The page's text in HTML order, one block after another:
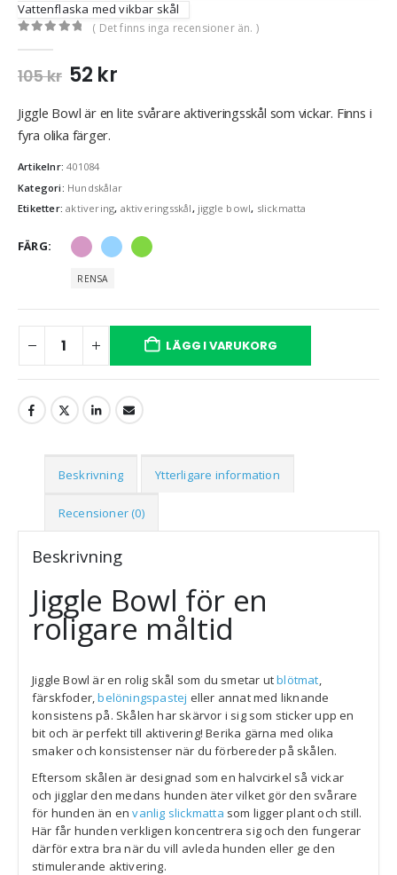
Vattenflaska med vikbar skål
( Det finns inga recensioner än. )
105kr 52 kr
Jiggle Bowl är en lite svårare aktiveringsskål som vickar. Finns i
fyra olika färger.
Artikelnr:401084
Kategori: Hundskålar
Etiketter:aktivering, aktiveringsskål, jiggle bowl, slickmatta
FÄRG
RENSA
LÄGG I VARUKORG
Beskrivning Ytterligare information
Recensioner (0)
Beskrivning
Jiggle Bowl för en
roligare måltid
Jiggle Bowl är en rolig skål som du smetar utblötmat,
färskfoder,belöningspastej eller annat med liknande
konsistens på. Skålen har skärvor i sig som sticker upp en
bit och är perfekt till aktivering! Berika gärna med olika
smaker och konsistenser när du förbereder på skålen.
Eftersom skålen är designad som en halvcirkel så vickar
och jigglar den medans hunden äter vilket gör den svårare
för hunden än envanlig slickmatta som ligger plant och still.
Här får hunden verkligen koncentrera sig och den fungerar
därför extra bra när du vill avleda hunden eller ge den
stimulerande aktivering.